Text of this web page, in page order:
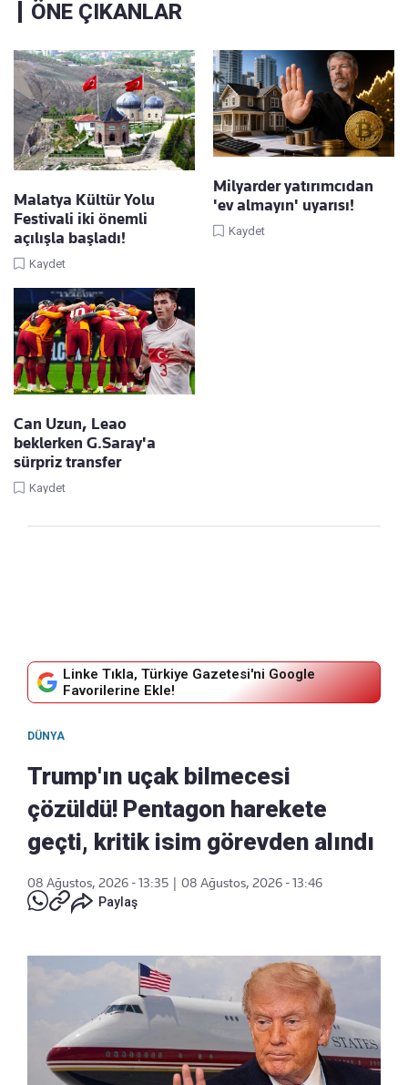
ÖNE ÇIKANLAR
Malatya Kültür Yolu
Festivali iki önemli
açılışla başladı!
Kaydet
Milyarder yatırımcıdan
'ev almayın' uyarısı!
Kaydet
Can Uzun, Leao
beklerken G.Saray'a
sürpriz transfer
Kaydet
Linke Tıkla, Türkiye Gazetesi'ni Google
Favorilerine Ekle!
DÜNYA
Trump'ın uçak bilmecesi
çözüldü! Pentagon harekete
geçti, kritik isim görevden alındı
08 Ağustos, 2026 - 13:35
08 Ağustos, 2026 - 13:46
Paylaş